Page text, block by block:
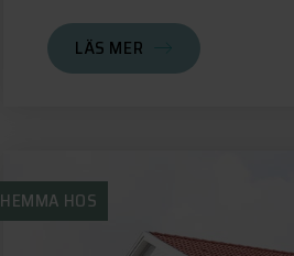
LÄS MER
HEMMA HOS